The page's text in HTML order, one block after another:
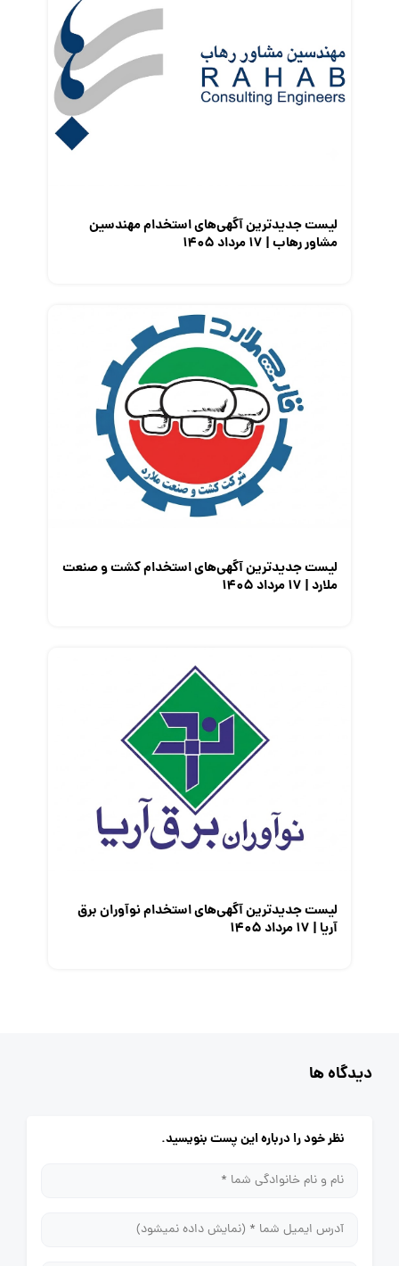
گزارش‌های آماری
مصاحبه شغلی
معرفی شرکت ها
لیست جدیدترین آگهی‌های استخدام مهندسین
مشاور رهاب | ۱۷ مرداد ۱۴۰۵
لیست جدیدترین آگهی‌های استخدام کشت و صنعت
ملارد | ۱۷ مرداد ۱۴۰۵
لیست جدیدترین آگهی‌های استخدام نوآوران برق
آریا | ۱۷ مرداد ۱۴۰۵
دیدگاه ها
نظر خود را درباره این پست بنویسید.